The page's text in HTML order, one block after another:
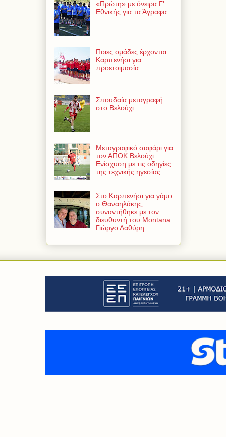
«Πρώτη» με όνειρα Γ'
Εθνικής για τα Άγραφα
Ποιες ομάδες έρχονται
Καρπενήσι για
προετοιμασία
Σπουδαία μεταγραφή
στο Βελούχι
Μεταγραφικό σαφάρι για
τον ΑΠΟΚ Βελούχι:
Ενίσχυση με τις οδηγίες
της τεχνικής ηγεσίας
Στο Καρπενήσι για γάμο
ο Θαναηλάκης,
συναντήθηκε με τον
διευθυντή του Montana
Γιώργο Λαθύρη